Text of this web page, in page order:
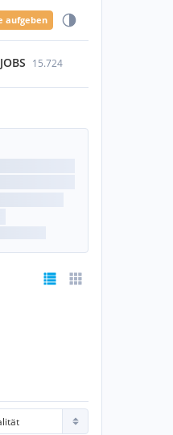
aufgeben
JOBS 15.724